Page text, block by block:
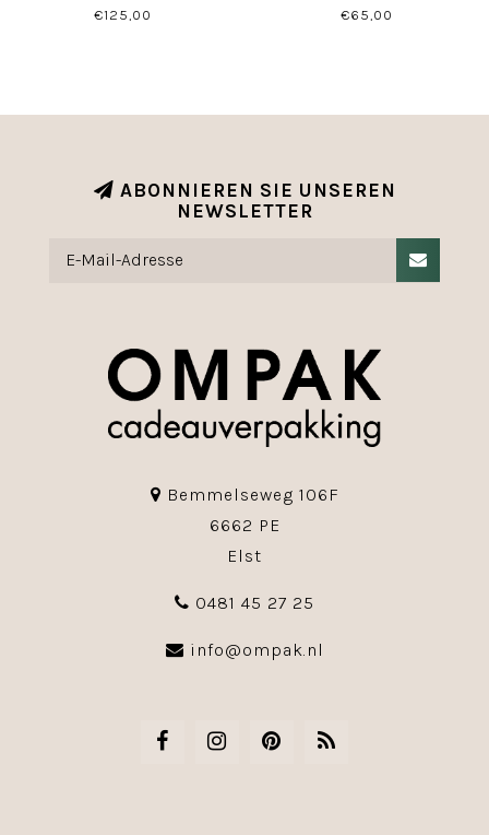
€125,00
GESCHENKPAPIER
€65,00
ABONNIEREN SIE UNSEREN
NEWSLETTER
Bemmelseweg 106F
6662 PE
Elst
0481 45 27 25
info@ompak.nl